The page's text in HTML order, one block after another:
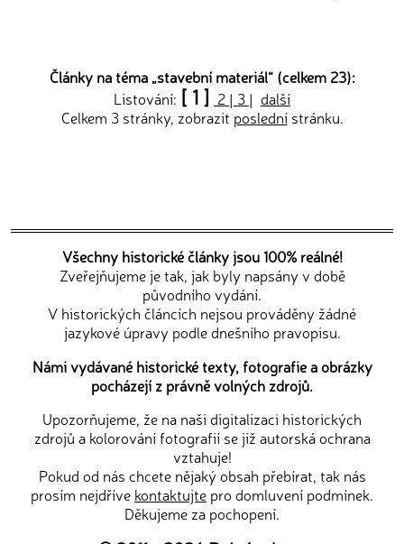
Články na téma „stavební materiál“ (celkem 23):
Listování: [ 1 ] 2 | 3 | další
Celkem 3 stránky, zobrazit poslednístránku.
Všechny historické články jsou 100% reálné!
Zveřejňujeme je tak, jak byly napsány v době
původního vydání.
V historických článcích nejsou prováděny žádné
jazykové úpravy podle dnešního pravopisu.
Námi vydávané historické texty, fotografie a obrázky
pocházejí z právně volných zdrojů.
Upozorňujeme, že na naši digitalizaci historických
zdrojů a kolorování fotografií se již autorská ochrana
vztahuje!
Pokud od nás chcete nějaký obsah přebírat, tak nás
prosím nejdříve kontaktujte pro domluvení podmínek.
Děkujeme za pochopení.